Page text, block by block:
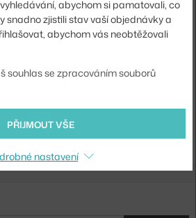
POLICOVÝ REGÁL HES, PEBBLE GREY
4 - 6 týdnů,36 374 Kč
Prejdite naPolicové systémy
abychom si pamatovali, co
snadno zjistili stav vaší objednávky a
abychom vás neobtěžovali
souhlas se zpracováním souborů
PŘIJMOUT VŠE
nastavení